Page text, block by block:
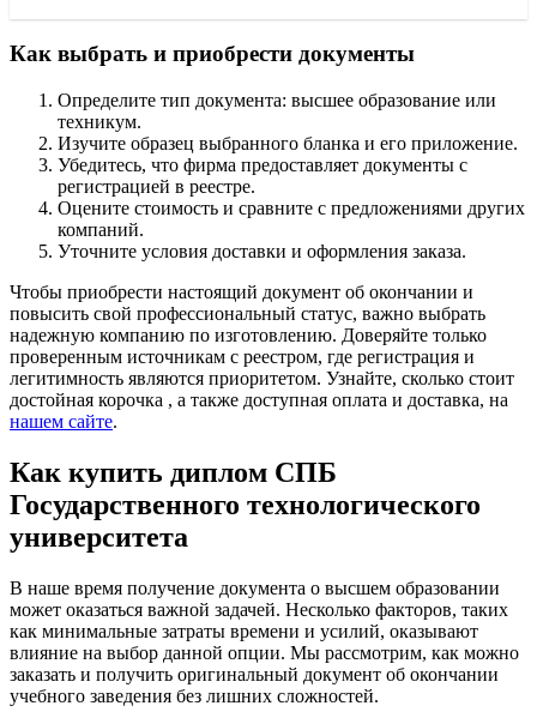
Как выбрать и приобрести документы
Определите тип документа: высшее образование или
техникум.
Изучите образец выбранного бланка и его приложение.
Убедитесь, что фирма предоставляет документы с
регистрацией в реестре.
Оцените стоимость и сравните с предложениями других
компаний.
Уточните условия доставки и оформления заказа.
Чтобы приобрести настоящий документ об окончании и
повысить свой профессиональный статус, важно выбрать
надежную компанию по изготовлению. Доверяйте только
проверенным источникам с реестром, где регистрация и
легитимность являются приоритетом. Узнайте, сколько стоит
достойная корочка , а также доступная оплата и доставка, на
нашем сайте.
Как купить диплом СПБ
Государственного технологического
университета
В наше время получение документа о высшем образовании
может оказаться важной задачей. Несколько факторов, таких
как минимальные затраты времени и усилий, оказывают
влияние на выбор данной опции. Мы рассмотрим, как можно
заказать и получить оригинальный документ об окончании
учебного заведения без лишних сложностей.